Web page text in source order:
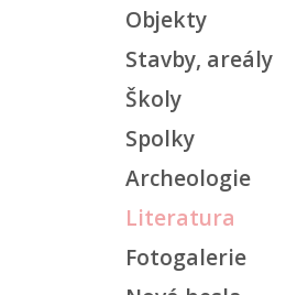
Objekty
Stavby, areály
Školy
Spolky
Archeologie
Literatura
Fotogalerie